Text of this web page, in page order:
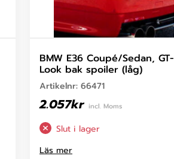
BMW E36 Coupé/Sedan, GT-
Look bak spoiler (låg)
Artikelnr: 66471
2.057kr incl. Moms
Slut i lager
Läs mer